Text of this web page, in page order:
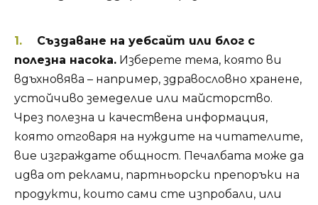
Създаване на уебсайт или блог с
полезна насока. Изберете тема, която ви
вдъхновява – например, здравословно хранене,
устойчиво земеделие или майсторство.
Чрез полезна и качествена информация,
която отговаря на нуждите на читателите,
вие изграждате общност. Печалбата може да
идва от реклами, партньорски препоръки на
продукти, които сами сте изпробали, или